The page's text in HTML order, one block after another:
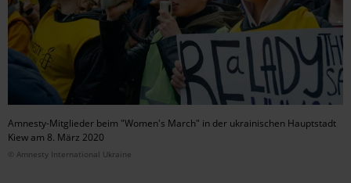
Amnesty-Mitglieder beim "Women's March" in der ukrainischen Hauptstadt
Kiew am 8. März 2020
© Amnesty International Ukraine